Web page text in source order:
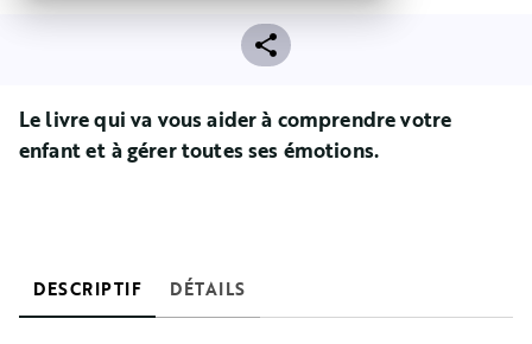
Le livre qui va vous aider à comprendre votre
enfant et à gérer toutes ses émotions.
DESCRIPTIF DÉTAILS